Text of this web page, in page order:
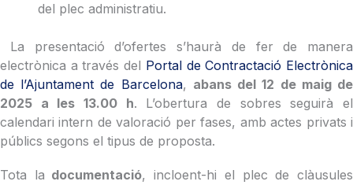
del plec administratiu.
La presentació d’ofertes s’haurà de fer de manera
electrònica a través del Portal de Contractació Electrònica
de l’Ajuntament de Barcelona, abans del 12 de maig de
2025 a les 13.00 h. L’obertura de sobres seguirà el
calendari intern de valoració per fases, amb actes privats i
públics segons el tipus de proposta.
Tota la documentació, incloent-hi el plec de clàusules